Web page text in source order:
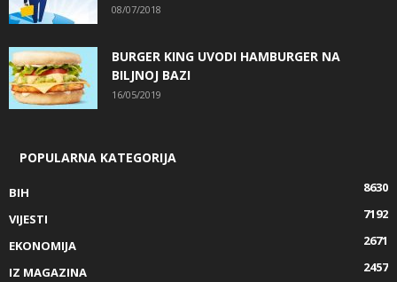
08/07/2018
BURGER KING UVODI HAMBURGER NA
BILJNOJ BAZI
16/05/2019
POPULARNA KATEGORIJA
BIH
8630
VIJESTI
7192
EKONOMIJA
2671
IZ MAGAZINA
2457